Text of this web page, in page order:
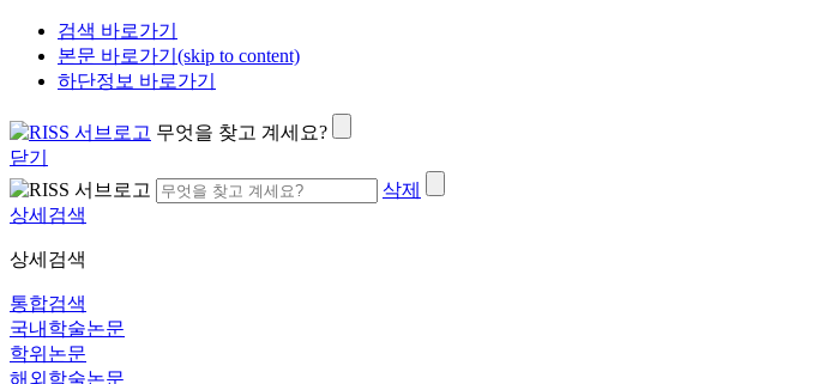
검색 바로가기
본문 바로가기(skip to content)
하단정보 바로가기
무엇을 찾고 계세요?
닫기
삭제
상세검색
상세검색
통합검색
국내학술논문
학위논문
해외학술논문